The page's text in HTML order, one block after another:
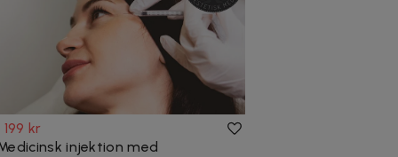
199 kr
injektion med